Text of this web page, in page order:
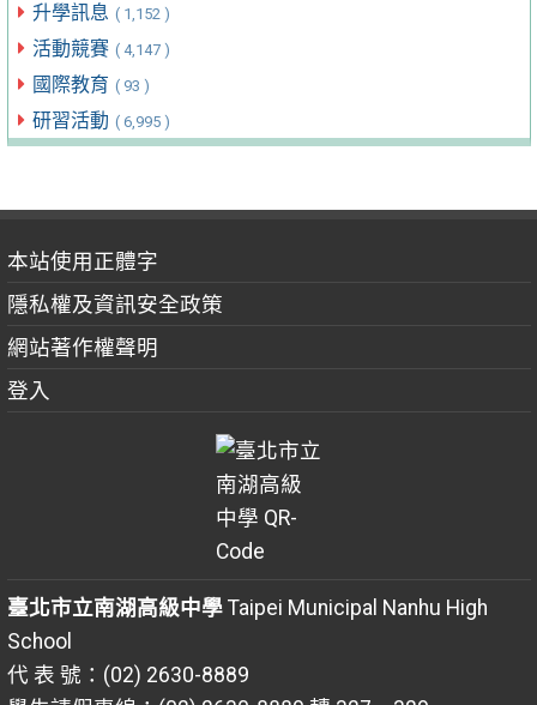
升學訊息 ( 1,152 )
活動競賽 ( 4,147 )
國際教育 ( 93 )
研習活動 ( 6,995 )
本站使用正體字
隱私權及資訊安全政策
網站著作權聲明
登入
臺北市立南湖高級中學Taipei Municipal Nanhu High
School
代 表 號：(02) 2630-8889